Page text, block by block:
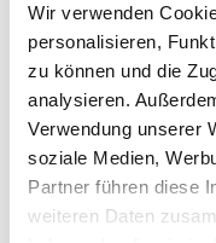
Wir verwenden
personalisieren,
zu können und die
analysieren.
Verwendung unserer
soziale Medien,
Partner führen diese
weiteren Daten
Sockelaufsteckprofil
ZUSATZINFOS
GEFAHRENHINWEISE